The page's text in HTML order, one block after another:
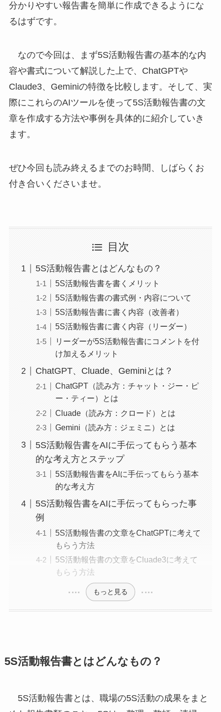
分かりやすい報告書を簡単に作成できるようにな
るはずです。
なので今回は、まず5S活動報告書の基本的な内
容や書式について解説した上で、ChatGPTや
Claude3、Geminiの特徴を比較します。そして、実
際にこれらのAIツールを使って5S活動報告書の文
章を作成する方法や事例を具体的に紹介していき
ます。
ぜひ今回も読み終えるまでのお時間、しばらくお
付き合いくださいませ。
目次
5S活動報告書とはどんなもの？
5S活動報告書を書くメリット
5S活動報告書の書式例・内容について
5S活動報告書に書く内容（改善者）
5S活動報告書に書く内容（リーダー）
リーダーが5S活動報告書にコメントを付
け加えるメリット
ChatGPT、Cluade、Geminiとは？
ChatGPT（読み方：チャット・ジー・ピ
ー・ティー）とは
Cluade（読み方：クロード）とは
Gemini（読み方：ジェミニ）とは
5S活動報告書をAIに手伝ってもらう基本
的な考え方とステップ
5S活動報告書をAIに手伝ってもらう基本
的な考え方
5S活動報告書をAIに手伝ってもらった事
例
5S活動報告書の文章をChatGPTに考えて
もらう方法
5S活動報告書の文章をCluade3に考えて
もらう方法
もっと見る
5S活動報告書とはどんなもの？
5S活動報告書とは、職場の5S活動の成果をまと